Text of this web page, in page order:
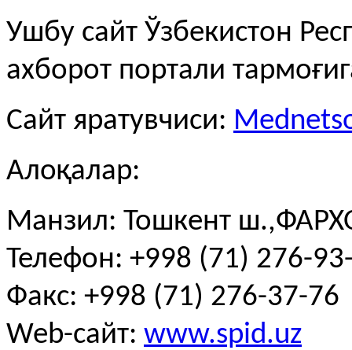
Ушбу сайт Ўзбекистон
ахборот портали
Сайт яратувчиси:
Алоқалар:
Манзил: Тошкент
Телефон: +998 (71) 276-
Факс: +998 (71) 276-37-76
Web-сайт: www.spid.uz